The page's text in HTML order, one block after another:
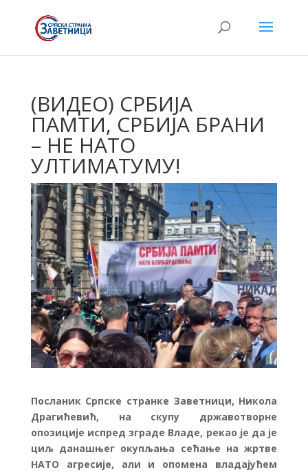
(ВИДЕО) СРБИЈА
ПАМТИ, СРБИЈА БРАНИ
– НЕ НАТО
УЛТИМАТУМУ!
Посланик Српске странке Заветници, Никола
Драгићевић, на скупу државотворне
опозиције испред зграде Владе, рекао је да је
циљ данашњег окупљања сећање на жртве
НАТО агресије, али и опомена владајућем